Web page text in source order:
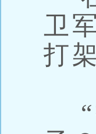
卫
打
“